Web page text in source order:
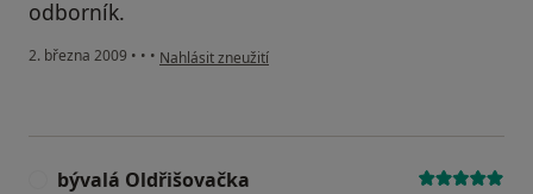
odborník.
2. března 2009 • • • podle názoru uživatele AT
Nahlásit zneužití
bývalá Oldřišovačka